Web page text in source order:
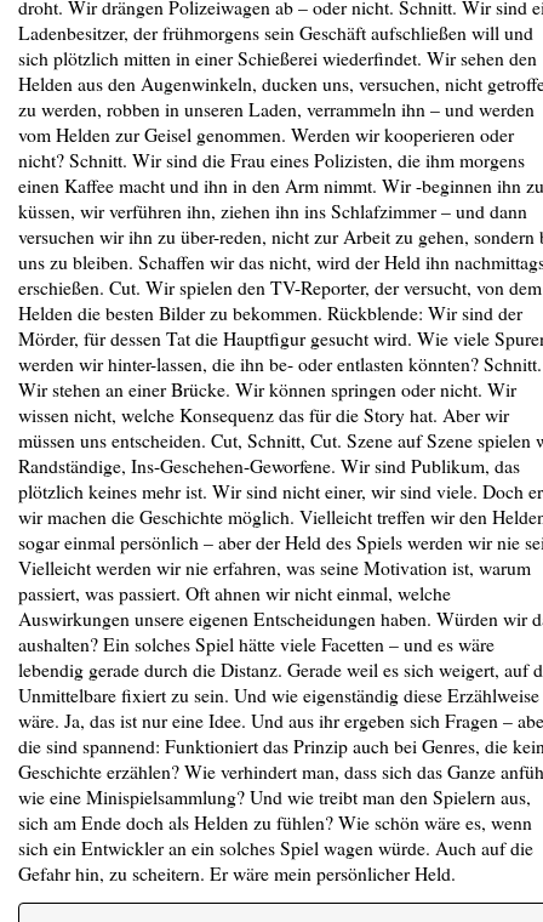
droht. Wir drängen Polizeiwagen ab – oder nicht. Schnitt. Wir sind
Ladenbesitzer, der frühmorgens sein Geschäft aufschließen will und
sich plötzlich mitten in einer Schießerei wiederfindet. Wir sehen den
Helden aus den Augenwinkeln, ducken uns, versuchen, nicht
zu werden, robben in unseren Laden, verrammeln ihn – und werden
vom Helden zur Geisel genommen. Werden wir kooperieren oder
nicht? Schnitt. Wir sind die Frau eines Polizisten, die ihm morgens
einen Kaffee macht und ihn in den Arm nimmt. Wir -beginnen ihn zu
küssen, wir verführen ihn, ziehen ihn ins Schlafzimmer – und dann
versuchen wir ihn zu über-reden, nicht zur Arbeit zu gehen, sondern
uns zu bleiben. Schaffen wir das nicht, wird der Held ihn
erschießen. Cut. Wir spielen den TV-Reporter, der versucht, von dem
Helden die besten Bilder zu bekommen. Rückblende: Wir sind der
Mörder, für dessen Tat die Hauptfigur gesucht wird. Wie viele
werden wir hinter-lassen, die ihn be- oder entlasten könnten? Schnitt.
Wir stehen an einer Brücke. Wir können springen oder nicht. Wir
wissen nicht, welche Konsequenz das für die Story hat. Aber wir
müssen uns entscheiden. Cut, Schnitt, Cut. Szene auf Szene spielen
Randständige, Ins-Geschehen-Geworfene. Wir sind Publikum, das
plötzlich keines mehr ist. Wir sind nicht einer, wir sind viele. Doch
wir machen die Geschichte möglich. Vielleicht treffen wir den
sogar einmal persönlich – aber der Held des Spiels werden wir nie
Vielleicht werden wir nie erfahren, was seine Motivation ist, warum
passiert, was passiert. Oft ahnen wir nicht einmal, welche
Auswirkungen unsere eigenen Entscheidungen haben. Würden wir
aushalten? Ein solches Spiel hätte viele Facetten – und es wäre
lebendig gerade durch die Distanz. Gerade weil es sich weigert, auf
Unmittelbare fixiert zu sein. Und wie eigenständig diese Erzählweise
wäre. Ja, das ist nur eine Idee. Und aus ihr ergeben sich Fragen –
die sind spannend: Funktioniert das Prinzip auch bei Genres, die
Geschichte erzählen? Wie verhindert man, dass sich das Ganze
wie eine Minispielsammlung? Und wie treibt man den Spielern aus,
sich am Ende doch als Helden zu fühlen? Wie schön wäre es, wenn
sich ein Entwickler an ein solches Spiel wagen würde. Auch auf die
Gefahr hin, zu scheitern. Er wäre mein persönlicher Held.